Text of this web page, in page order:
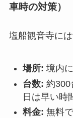
車時の対策）
塩船観音寺には
場所: 境内
台数: 約300
日は早い時
料金: 無料で